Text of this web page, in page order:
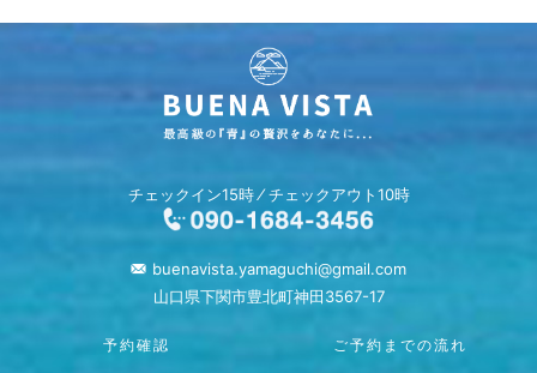
チェックイン15時 ⁄ チェックアウト10時
buenavista.yamaguchi@gmail.com
山口県下関市豊北町神田3567-17
予約確認 ご予約までの流れ